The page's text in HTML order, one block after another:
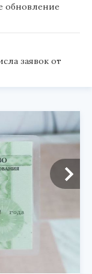
обновление
заявок от